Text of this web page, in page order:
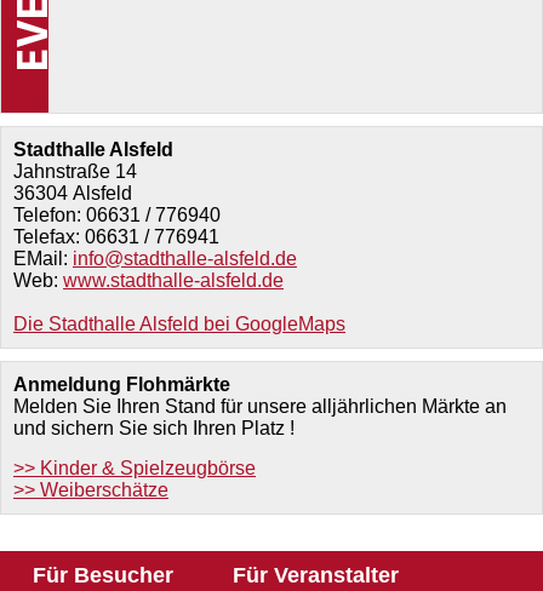
Stadthalle Alsfeld
Jahnstraße 14
36304 Alsfeld
Telefon: 06631 / 776940
Telefax: 06631 / 776941
EMail: info@stadthalle-alsfeld.de
Web: www.stadthalle-alsfeld.de
Die Stadthalle Alsfeld bei GoogleMaps
Anmeldung Flohmärkte
Melden Sie Ihren Stand für unsere alljährlichen Märkte an
und sichern Sie sich Ihren Platz !
>> Kinder & Spielzeugbörse
>> Weiberschätze
Für Besucher Für Veranstalter